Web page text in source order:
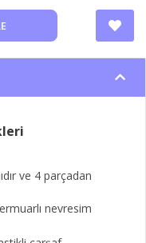
ve 4 parçadan
nevresim